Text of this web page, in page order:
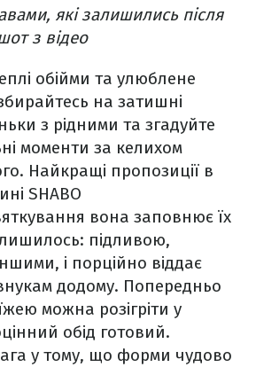
які залишились після
з відео
обійми та улюблене
на затишні
з рідними та згадуйте
моменти за келихом
Найкращі пропозиції в
SHABO
вона заповнює їх
підливою,
і порційно віддає
додому. Попередньо
можна розігріти у
обід готовий.
у тому, що форми чудово